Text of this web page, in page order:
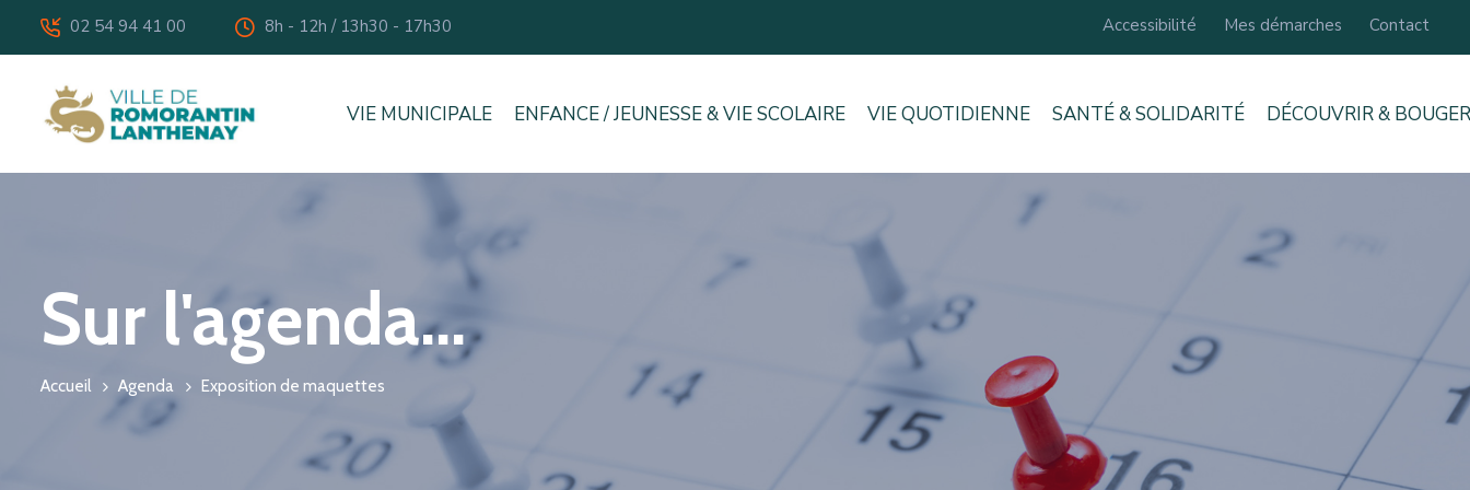
icon
02 54 94 41 00 icon
8h - 12h / 13h30 - 17h30 Accessibilité Mes démarches Contact
VIE MUNICIPALE ENFANCE / JEUNESSE & VIE SCOLAIRE VIE QUOTIDIENNE SANTÉ & SOLIDARITÉ DÉCOUVRIR & BOUGER
Sur l'agenda...
Accueil Agenda Exposition de maquettes